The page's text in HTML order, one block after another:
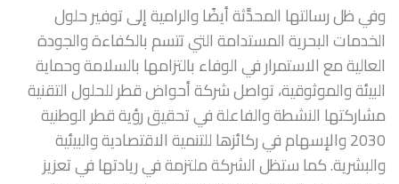
وفي ظل رسالتها المحدَّثة أيضًا والرامية إلى توفير حلول
الخدمات البحرية المستدامة التي تتسم بالكفاءة والجودة
العالية مع الاستمرار في الوفاء بالتزامها بالسلامة وحماية
البيئة والموثوقية، تواصل شركة أحواض قطر للحلول التقنية
مشاركتها النشطة والفاعلة في تحقيق رؤية قطر الوطنية
2030 والإسهام في ركائزها للتنمية الاقتصادية والبيئية
والبشرية. كما ستظل الشركة ملتزمة في ريادتها في تعزيز